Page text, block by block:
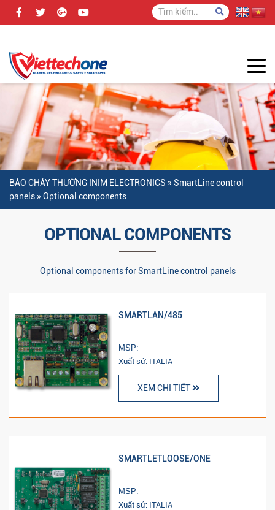
BÁO CHÁY THƯỜNG INIM ELECTRONICS » SmartLine control
panels » Optional components
OPTIONAL COMPONENTS
Optional components for SmartLine control panels
SMARTLAN/485
MSP:
Xuất sứ: ITALIA
XEM CHI TIẾT
SMARTLETLOOSE/ONE
MSP:
Xuất sứ: ITALIA